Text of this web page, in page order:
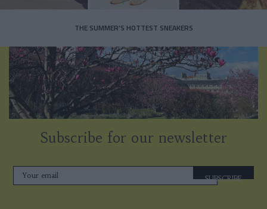
THE SUMMER’S HOTTEST SNEAKERS
Subscribe for our newsletter
SUBSCRIBE